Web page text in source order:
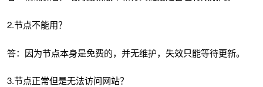
2.节点不能用？
答：因为节点本身是免费的，并无维护，失效只能等待更新。
3.节点正常但是无法访问网站？